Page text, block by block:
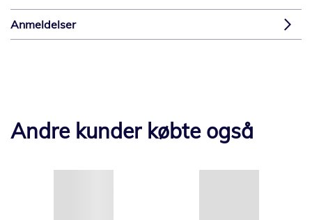
Anmeldelser
Andre kunder købte også